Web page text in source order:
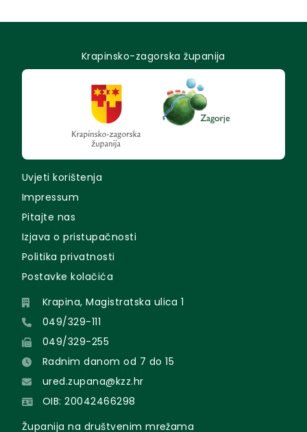
Krapinsko-zagorska županija
Uvjeti korištenja
Impressum
Pitajte nas
Izjava o pristupačnosti
Politika privatnosti
Postavke kolačića
Krapina, Magistratska ulica 1
049/329-111
049/329-255
Radnim danom od 7 do 15
ured.zupana@kzz.hr
OIB: 20042466298
Županija na društvenim mrežama